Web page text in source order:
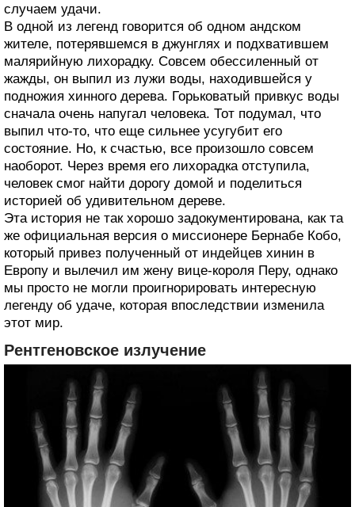
случаем удачи.
В одной из легенд говорится об одном андском
жителе, потерявшемся в джунглях и подхватившем
малярийную лихорадку. Совсем обессиленный от
жажды, он выпил из лужи воды, находившейся у
подножия хинного дерева. Горьковатый привкус воды
сначала очень напугал человека. Тот подумал, что
выпил что-то, что еще сильнее усугубит его
состояние. Но, к счастью, все произошло совсем
наоборот. Через время его лихорадка отступила,
человек смог найти дорогу домой и поделиться
историей об удивительном дереве.
Эта история не так хорошо задокументирована, как та
же официальная версия о миссионере Бернабе Кобо,
который привез полученный от индейцев хинин в
Европу и вылечил им жену вице-короля Перу, однако
мы просто не могли проигнорировать интересную
легенду об удаче, которая впоследствии изменила
этот мир.
Рентгеновское излучение